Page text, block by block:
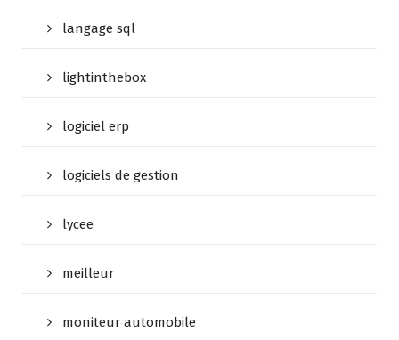
langage sql
lightinthebox
logiciel erp
logiciels de gestion
lycee
meilleur
moniteur automobile